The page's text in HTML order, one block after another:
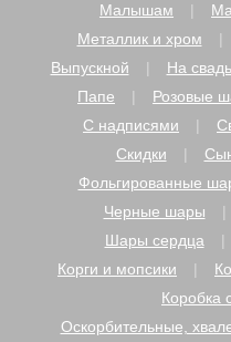
Малышам
Металлик и хром
Выпускной
На
Папе
Розовые
С надписями
Скидки
Фольгированные
Черные шары
Шары сердца
Корги и мопсики
Коробка
Оскорбительные,